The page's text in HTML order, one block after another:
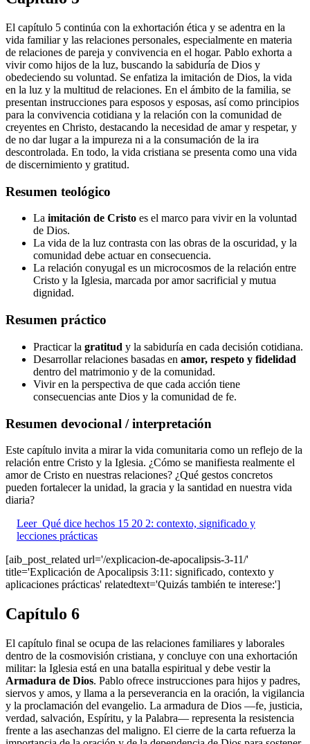
El capítulo 5 continúa con la exhortación ética y se adentra en la
vida familiar y las relaciones personales, especialmente en materia
de relaciones de pareja y convivencia en el hogar. Pablo exhorta a
vivir como hijos de la luz, buscando la sabiduría de Dios y
obedeciendo su voluntad. Se enfatiza la imitación de Dios, la vida
en la luz y la multitud de relaciones. En el ámbito de la familia, se
presentan instrucciones para esposos y esposas, así como principios
para la convivencia cotidiana y la relación con la comunidad de
creyentes en Christo, destacando la necesidad de amar y respetar, y
de no dar lugar a la impureza ni a la consumación de la ira
descontrolada. En todo, la vida cristiana se presenta como una vida
de discernimiento y gratitud.
Resumen teológico
La imitación de Cristo es el marco para vivir en la voluntad
de Dios.
La vida de la luz contrasta con las obras de la oscuridad, y la
comunidad debe actuar en consecuencia.
La relación conyugal es un microcosmos de la relación entre
Cristo y la Iglesia, marcada por amor sacrificial y mutua
dignidad.
Resumen práctico
Practicar la gratitud y la sabiduría en cada decisión cotidiana.
Desarrollar relaciones basadas en amor, respeto y fidelidad
dentro del matrimonio y de la comunidad.
Vivir en la perspectiva de que cada acción tiene
consecuencias ante Dios y la comunidad de fe.
Resumen devocional / interpretación
Este capítulo invita a mirar la vida comunitaria como un reflejo de la
relación entre Cristo y la Iglesia. ¿Cómo se manifiesta realmente el
amor de Cristo en nuestras relaciones? ¿Qué gestos concretos
pueden fortalecer la unidad, la gracia y la santidad en nuestra vida
diaria?
Leer Qué dice hechos 15 20 2: contexto, significado y
lecciones prácticas
[aib_post_related url='/explicacion-de-apocalipsis-3-11/'
title='Explicación de Apocalipsis 3:11: significado, contexto y
aplicaciones prácticas' relatedtext='Quizás también te interese:']
Capítulo 6
El capítulo final se ocupa de las relaciones familiares y laborales
dentro de la cosmovisión cristiana, y concluye con una exhortación
militar: la Iglesia está en una batalla espiritual y debe vestir la
Armadura de Dios. Pablo ofrece instrucciones para hijos y padres,
siervos y amos, y llama a la perseverancia en la oración, la vigilancia
y la proclamación del evangelio. La armadura de Dios —fe, justicia,
verdad, salvación, Espíritu, y la Palabra— representa la resistencia
frente a las asechanzas del maligno. El cierre de la carta refuerza la